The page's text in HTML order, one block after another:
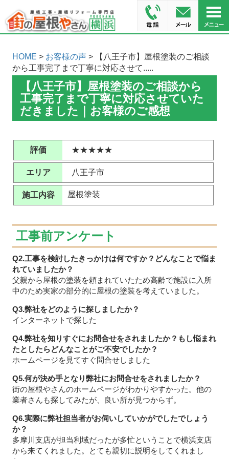
HOME > お客様の声> 【八王子市】屋根塗装のご相談
から工事完了まで丁寧に対応させて.....
【八王子市】屋根塗装のご相談から
工事完了まで丁寧に対応させていた
だきました｜お客様のご感想
評価 ★★★★★
エリア 八王子市
施工内容 屋根塗装
工事前アンケート
Q2.工事を検討したきっかけは何ですか？どんなことで悩ま
れていましたか？
父親から屋根の塗装を頼まれていたため高齢で施設に入所
中のため実家の部分的に屋根の塗装を考えていました。
Q3.弊社をどのように探しましたか？
インターネットで探した
Q4.弊社を知りすぐにお問合せをされましたか？もし悩まれ
たとしたらどんなことがご不安でしたか？
ホームページを見てすぐ問合せしました
Q5.何が決め手となり弊社にお問合せをされましたか？
街の屋根やさんのホームページがわかりやすかった。他の
業者さんも探してみたが、良い所が見つからず。
Q6.実際に弊社担当者がお伺いしていかがでしたでしょう
か？
多摩川支店が担当利域だったが多忙ということで横浜支店
から来てくれました。とても親切に説明をしてくれまし